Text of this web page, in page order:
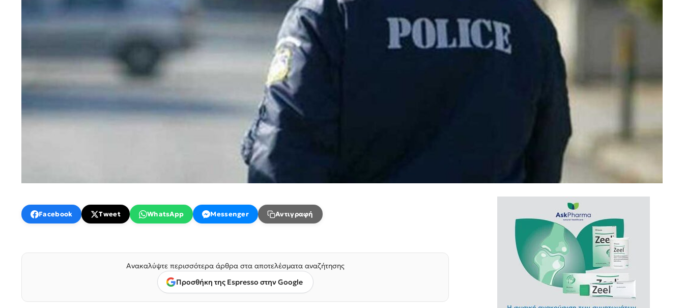
Facebook Tweet WhatsApp Messenger Αντιγραφή
Ανακαλύψτε περισσότερα άρθρα στα αποτελέσματα αναζήτησης
Προσθήκη της Espresso στην Google